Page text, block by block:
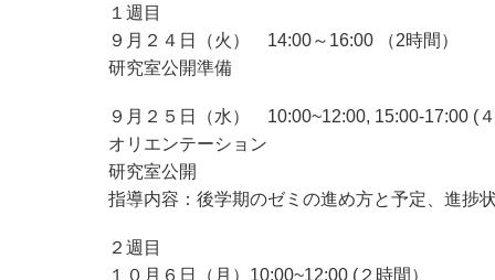
１週目
９月２４日（火） 14:00～16:00 （2時間）
研究室公開準備
９月２５日（水） 10:00~12:00, 15:00-17:00 (４
オリエンテーション
研究室公開
指導内容：後学期のゼミの進め方と予定、進捗
２週目
１０月６日（月）10:00~12:00 (２時間）